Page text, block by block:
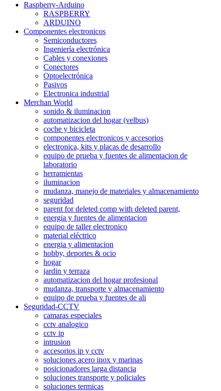
Raspberry-Arduino
RASPBERRY
ARDUINO
Componentes electronicos
Semiconductores
Ingeniería electrónica
Cables y conexiones
Conectores
Optoelectrónica
Pasivos
Electronica industrial
Merchan World
sonido & iluminacion
automatizacion del hogar (velbus)
coche y bicicleta
componentes electronicos y accesorios
electronica, kits y placas de desarrollo
equipo de prueba y fuentes de alimentacion de
laboratorio
herramientas
iluminacion
mudanza, manejo de materiales y almacenamiento
seguridad
parent for deleted comp with deleted parent,
energia y fuentes de alimentacion
equipo de taller electronico
material eléctrico
energia y alimentacion
hobby, deportes & ocio
hogar
jardin y terraza
automatizacion del hogar profesional
mudanza, transporte y almacenamiento
equipo de prueba y fuentes de ali
Seguridad-CCTV
camaras especiales
cctv analogico
cctv ip
intrusion
accesorios ip y cctv
soluciones acero inox y marinas
posicionadores larga distancia
soluciones transporte y policiales
soluciones termicas